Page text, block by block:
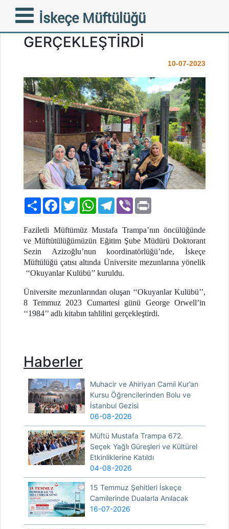
İskeçe Müftülüğü
OKUYANLAR KULÜBÜ
İKİNCİ KİTAP TAHLİLİNİ
GERÇEKLEŞTİRDİ
10-07-2023
PaylaşFacebook
TwitterWhatsAppTelegram
Viber
Faziletli Müftümüz Mustafa Trampa’nın öncülüğünde
ve Müftütülüğümüzün Eğitim Şube Müdürü Doktorant
Sezin Azizoğlu’nun koordinatörlüğü’nde, İskeçe
Müftülüğü çatısı altında Üniversite mezunlarına yönelik
‘‘Okuyanlar Kulübü’’ kuruldu.
Üniversite mezunlarından oluşan ‘‘Okuyanlar Kulübü’’,
8 Temmuz 2023 Cumartesi günü George Orwell’in
‘‘1984’’ adlı kitabın tahlilini gerçekleştirdi.
Haberler
Muhacir ve Ahiriyan Camii Kur’an
Kursu Öğrencilerinden Bolu ve
İstanbul Gezisi
06-08-2026
Müftü Mustafa Trampa 672.
Seçek Yağlı Güreşleri ve Kültürel
Etkinliklerine Katıldı
04-08-2026
15 Temmuz Şehitleri İskeçe
Camilerinde Dualarla Anılacak
16-07-2026